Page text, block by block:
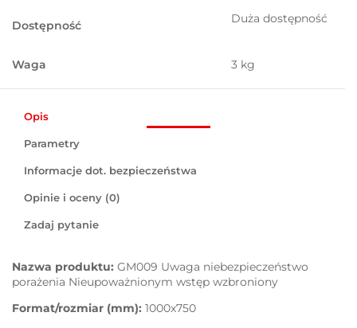
Dostępność Duża dostępność
Waga 3 kg
Opis
Parametry
Informacje dot. bezpieczeństwa
Opinie i oceny (0)
Zadaj pytanie
Nazwa produktu: GM009 Uwaga niebezpieczeństwo
porażenia Nieupoważnionym wstęp wzbroniony
Format/rozmiar (mm): 1000x750